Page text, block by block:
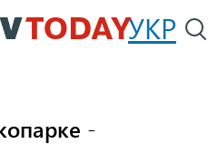
Перейти
к
УКР
-